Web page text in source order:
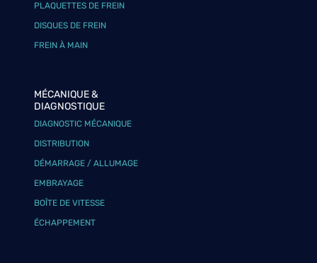
PLAQUETTES DE FREIN
DISQUES DE FREIN
FREIN À MAIN
MÉCANIQUE &
DIAGNOSTIQUE
DIAGNOSTIC MÉCANIQUE
DISTRIBUTION
DÉMARRAGE / ALLUMAGE
EMBRAYAGE
BOÎTE DE VITESSE
ÉCHAPPEMENT